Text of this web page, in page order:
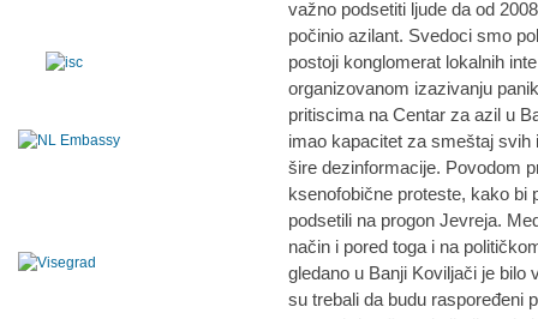
važno podsetiti ljude da od
počinio azilant. Svedoci smo
postoji konglomerat lokalnih
organizovanom izazivanju
pritiscima na Centar za azil u
imao kapacitet za smeštaj svih
šire dezinformacije. Povodom
ksenofobične proteste, kako bi
podsetili na progon Jevreja.
način i pored toga i na
gledano u Banji Koviljači je bilo
su trebali da budu raspoređeni